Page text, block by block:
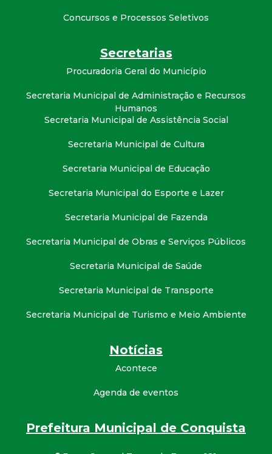
Concursos e Processos Seletivos
Secretarias
Procuradoria Geral do Município
Secretaria Municipal de Administração e Recursos
Humanos
Secretaria Municipal de Assistência Social
Secretaria Municipal de Cultura
Secretaria Municipal de Educação
Secretaria Municipal do Esporte e Lazer
Secretaria Municipal de Fazenda
Secretaria Municipal de Obras e Serviços Públicos
Secretaria Municipal de Saúde
Secretaria Municipal de Transporte
Secretaria Municipal de Turismo e Meio Ambiente
Notícias
Acontece
Agenda de eventos
Prefeitura Municipal de Conquista